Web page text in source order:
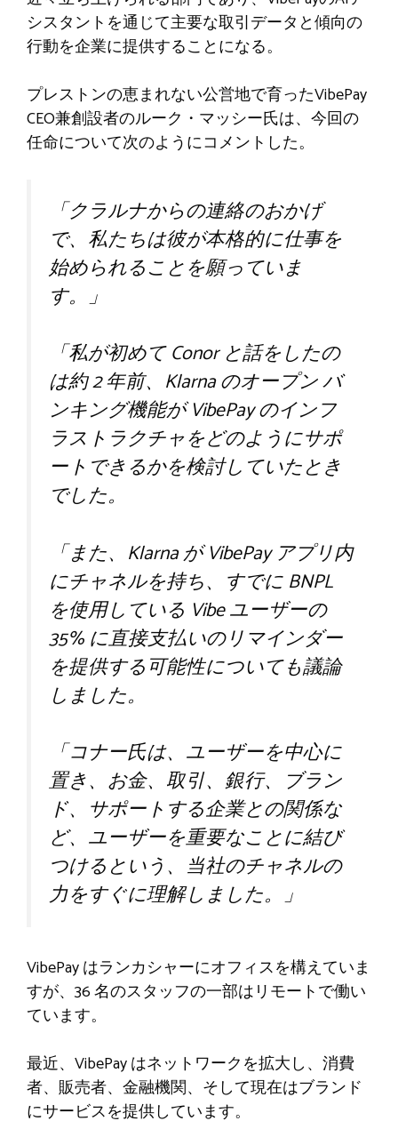
シスタントを通じて主要な取引データと傾向の
行動を企業に提供することになる。
プレストンの恵まれない公営地で育ったVibePay
CEO兼創設者のルーク・マッシー氏は、今回の
任命について次のようにコメントした。
「クラルナからの連絡のおかげ
で、私たちは彼が本格的に仕事を
始められることを願っていま
す。」
「私が初めて Conor と話をしたの
は約 2 年前、Klarna のオープン バ
ンキング機能が VibePay のインフ
ラストラクチャをどのようにサポ
ートできるかを検討していたとき
でした。
「また、Klarna が VibePay アプリ内
にチャネルを持ち、すでに BNPL
を使用している Vibe ユーザーの
35% に直接支払いのリマインダー
を提供する可能性についても議論
しました。
「コナー氏は、ユーザーを中心に
置き、お金、取引、銀行、ブラン
ド、サポートする企業との関係な
ど、ユーザーを重要なことに結び
つけるという、当社のチャネルの
力をすぐに理解しました。」
VibePay はランカシャーにオフィスを構えていま
すが、36 名のスタッフの一部はリモートで働い
ています。
最近、VibePay はネットワークを拡大し、消費
者、販売者、金融機関、そして現在はブランド
にサービスを提供しています。